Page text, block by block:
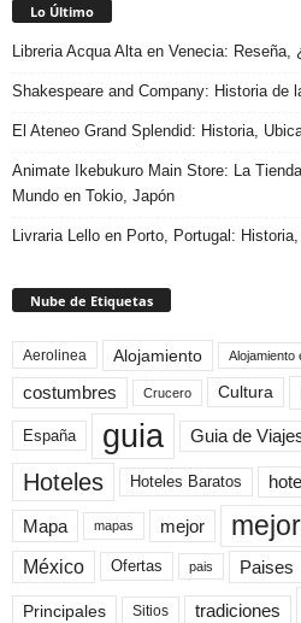
Lo Último
Libreria Acqua Alta en Venecia:
Shakespeare and Company: Historia de
El Ateneo Grand Splendid: Historia,
Animate Ikebukuro Main Store: La
Mundo en Tokio, Japón
Livraria Lello en Porto, Portugal:
Nube de Etiquetas
Aerolinea Alojamiento Alojamiento
costumbres Crucero Cultura
España guia Guia de
Hoteles Hoteles Baratos
Mapa mapas mejor
México Ofertas pais Paises
Principales Sitios tradiciones